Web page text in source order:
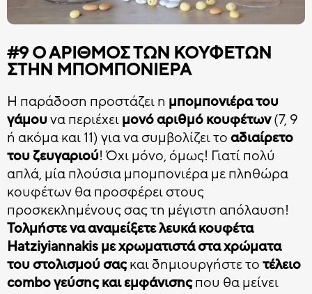
#9 Ο ΑΡΙΘΜΌΣ ΤΩΝ ΚΟΥΦΈΤΩΝ
ΣΤΗΝ ΜΠΟΜΠΟΝΙΈΡΑ
Η παράδοση προστάζει η μπομπονιέρα του
γάμουνα περιέχειμονό αριθμό κουφέτων(7, 9
ή ακόμα και 11) για να συμβολίζει τοαδιαίρετο
του ζευγαριού! Όχι μόνο, όμως! Γιατί πολύ
απλά, μία πλούσια μπομπονιέρα με πληθώρα
κουφέτων θα προσφέρει στους
προσκεκλημένους σας τη μέγιστη απόλαυση!
Τολμήστε να αναμείξετε λευκά κουφέτα
Hatziyiannakis με χρωματιστά στα χρώματα
του στολισμού σαςκαι δημιουργήστε τοτέλειο
combo γεύσης και εμφάνισηςπου θα μείνει